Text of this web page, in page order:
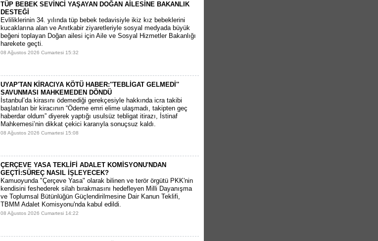
TÜP BEBEK SEVİNCİ YAŞAYAN DOĞAN AİLESİNE BAKANLIK
DESTEĞİ
​Evliliklerinin 34. yılında tüp bebek tedavisiyle ikiz kız bebeklerini
kucaklarına alan ve Anıtkabir ziyaretleriyle sosyal medyada büyük
beğeni toplayan Doğan ailesi için Aile ve Sosyal Hizmetler Bakanlığı
harekete geçti.
08 Ağustos 2026 Cumartesi 15:32
UYAP'TAN KİRACIYA KÖTÜ HABER:''TEBLİGAT GELMEDİ''
SAVUNMASI MAHKEMEDEN DÖNDÜ
​İstanbul’da kirasını ödemediği gerekçesiyle hakkında icra takibi
başlatılan bir kiracının “Ödeme emri elime ulaşmadı, takipten geç
haberdar oldum” diyerek yaptığı usulsüz tebligat itirazı, İstinaf
Mahkemesi’nin dikkat çekici kararıyla sonuçsuz kaldı.
08 Ağustos 2026 Cumartesi 15:08
ÇERÇEVE YASA TEKLİFİ ADALET KOMİSYONU'NDAN
GEÇTİ:SÜREÇ NASIL İŞLEYECEK?
​Kamuoyunda "Çerçeve Yasa" olarak bilinen ve terör örgütü PKK'nin
kendisini feshederek silah bırakmasını hedefleyen Milli Dayanışma
ve Toplumsal Bütünlüğün Güçlendirilmesine Dair Kanun Teklifi,
TBMM Adalet Komisyonu'nda kabul edildi.
08 Ağustos 2026 Cumartesi 14:22